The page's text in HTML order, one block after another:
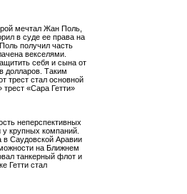
мечтал Жан Поль,
в суде ее права на
получил часть
векселями.
себя и сына от
долларов. Таким
трест стал основной
трест «Сара Гетти»
неперспективных
крупных компаний.
в Саудовской Аравии
на Ближнем
танкерный флот и
Гетти стал